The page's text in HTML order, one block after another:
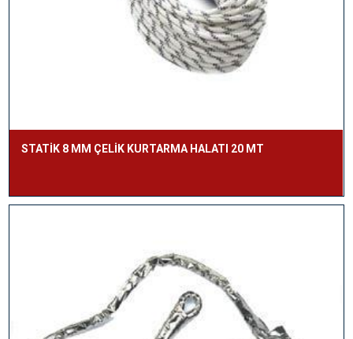
STATİK 8 MM ÇELİK KURTARMA HALATI 20 MT